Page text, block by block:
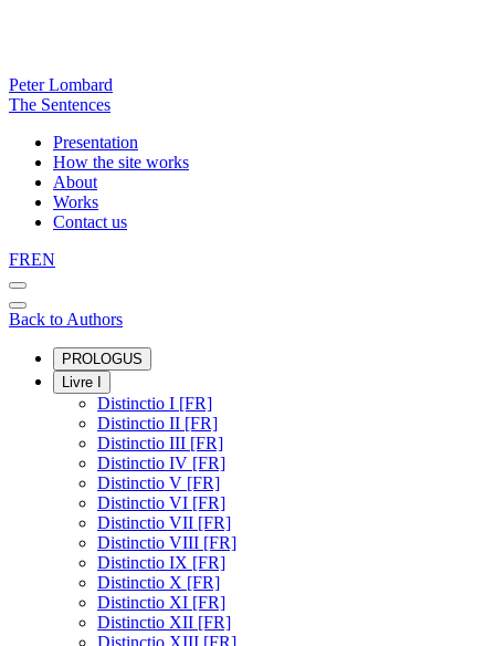
Peter Lombard
The Sentences
Presentation
How the site works
About
Works
Contact us
FREN
Back to Authors
PROLOGUS
Livre I
Distinctio I [FR]
Distinctio II [FR]
Distinctio III [FR]
Distinctio IV [FR]
Distinctio V [FR]
Distinctio VI [FR]
Distinctio VII [FR]
Distinctio VIII [FR]
Distinctio IX [FR]
Distinctio X [FR]
Distinctio XI [FR]
Distinctio XII [FR]
Distinctio XIII [FR]